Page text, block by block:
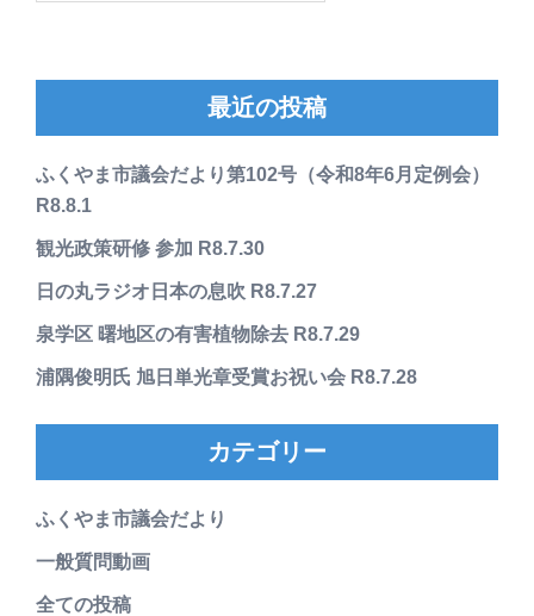
最近の投稿
ふくやま市議会だより第102号（令和8年6月定例会）
R8.8.1
観光政策研修 参加 R8.7.30
日の丸ラジオ日本の息吹 R8.7.27
泉学区 曙地区の有害植物除去 R8.7.29
浦隅俊明氏 旭日単光章受賞お祝い会 R8.7.28
カテゴリー
ふくやま市議会だより
一般質問動画
全ての投稿